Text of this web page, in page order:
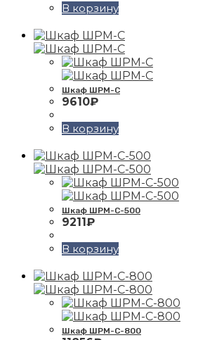
В корзину
Шкаф ШРМ-С
9610₽
В корзину
Шкаф ШРМ-С-500
9211₽
В корзину
Шкаф ШРМ-С-800